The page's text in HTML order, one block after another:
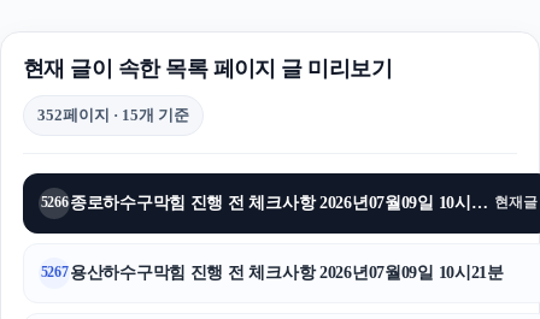
수원이혼전문변호사
현재 글이 속한 목록 페이지 글 미리보기
352페이지 · 15개 기준
5266 종로하수구막힘 진행 전 체크사항 2026년07월09일 10시26분 현재글
5267용산하수구막힘 진행 전 체크사항 2026년07월09일 10시21분